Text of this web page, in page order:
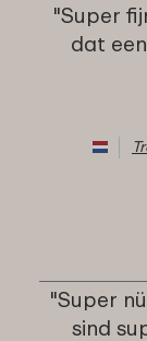
"Super
dat
"Super
sind